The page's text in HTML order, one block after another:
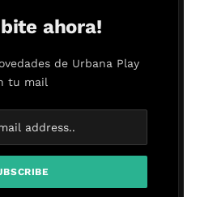
ahora!
de Urbana Play
tu mail